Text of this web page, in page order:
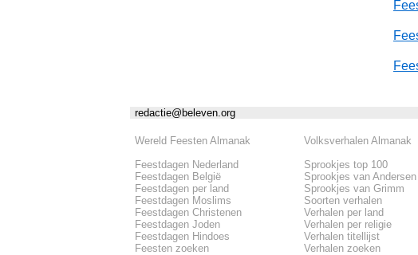
redactie@beleven.org
Wereld Feesten Almanak
Feestdagen Nederland
Feestdagen België
Feestdagen per land
Feestdagen Moslims
Feestdagen Christenen
Feestdagen Joden
Feestdagen Hindoes
Feesten zoeken
Volksverhalen Almanak
Sprookjes top 100
Sprookjes van Andersen
Sprookjes van Grimm
Soorten verhalen
Verhalen per land
Verhalen per religie
Verhalen titellijst
Verhalen zoeken